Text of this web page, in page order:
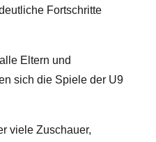
Fortschritte
Eltern und
sich die Spiele der U9
viele Zuschauer,